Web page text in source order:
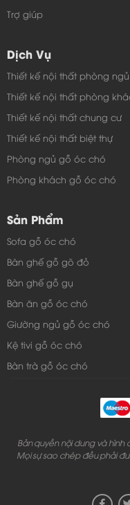
Trợ giúp
Dịch Vụ
Thiết kế nội thất phòng ngủ
Thiết kế nội thất phòng
Thiết kế nội thất chung cư
Thiết kế nội thất biệt thự
Phòng ngủ gỗ óc chó
Phòng khách gỗ óc chó
Sản Phẩm
Sofa gỗ óc chó
Bàn ghế gỗ gõ đỏ
Bàn ghế gỗ gụ
Bàn ăn gỗ óc chó
Giường ngủ gỗ óc chó
Kệ tivi gỗ óc chó
Bàn trà gỗ óc chó
Bản quyền nội dung và hình
Mọi sự sao chép đều phải